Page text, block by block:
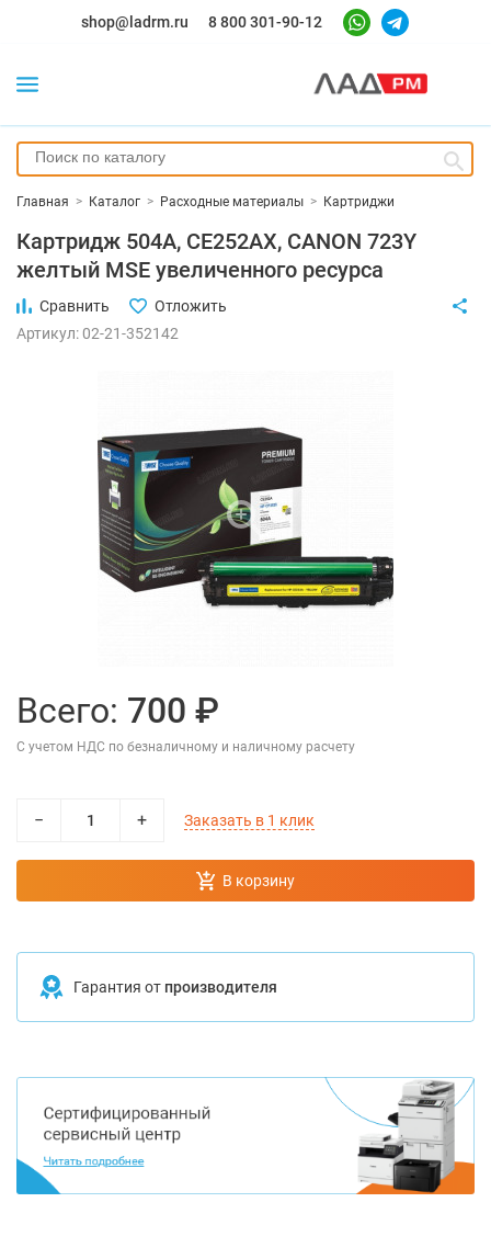
shop@ladrm.ru 8 800 301-90-12
Главная > Каталог > Расходные материалы > Картриджи
Картридж 504A, CE252AX, CANON 723Y
желтый MSE увеличенного ресурса
Сравнить
Отложить
Артикул: 02-21-352142
Всего: 700 ₽
С учетом НДС по безналичному и наличному расчету
− + Заказать в 1 клик
В корзину
Гарантия от производителя